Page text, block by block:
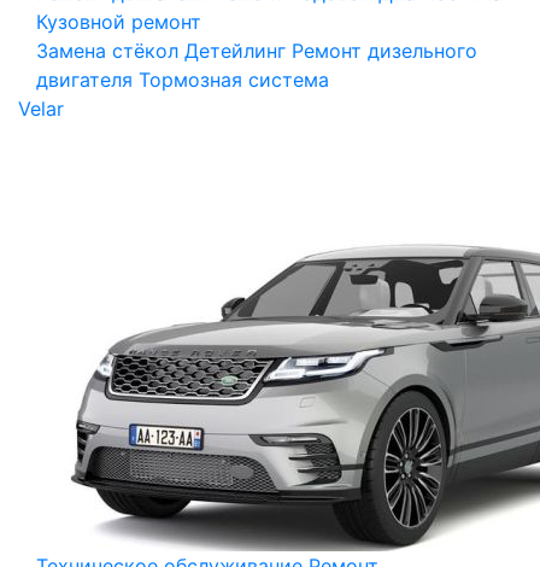
Кузовной ремонт
Замена стёкол Детейлинг Ремонт дизельного
двигателя Тормозная система
Velar